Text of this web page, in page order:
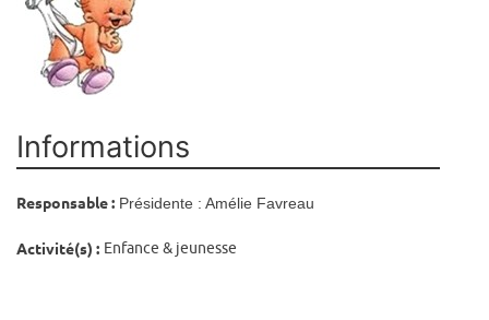
Informations
Responsable : Présidente : Amélie Favreau
Activité(s) : Enfance & jeunesse